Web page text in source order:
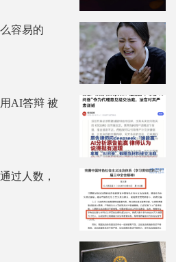
容易的
AI答辩 被
过人数，